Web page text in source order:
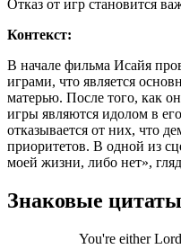
Отказ от игр становится
Контекст:
В начале фильма Исайя
играми, что является
матерью. После того, как
игры являются идолом в
отказывается от них, что
приоритетов. В одной из
моей жизни, либо нет»,
Знаковые цитаты
You're either